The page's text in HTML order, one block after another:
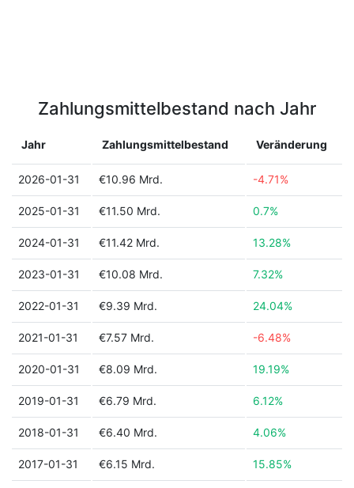
Zahlungsmittelbestand nach Jahr
Jahr Zahlungsmittelbestand Veränderung
2026-01-31 €10.96 Mrd. -4.71%
2025-01-31 €11.50 Mrd. 0.7%
2024-01-31 €11.42 Mrd. 13.28%
2023-01-31 €10.08 Mrd. 7.32%
2022-01-31 €9.39 Mrd. 24.04%
2021-01-31 €7.57 Mrd. -6.48%
2020-01-31 €8.09 Mrd. 19.19%
2019-01-31 €6.79 Mrd. 6.12%
2018-01-31 €6.40 Mrd. 4.06%
2017-01-31 €6.15 Mrd. 15.85%